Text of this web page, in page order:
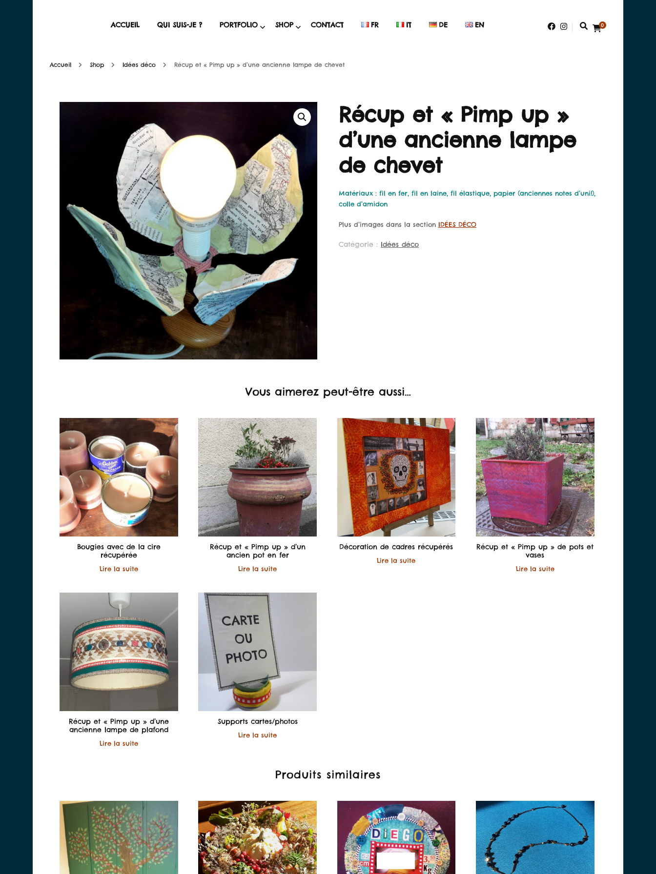
alessandra-bobbia.com
ACCUEIL QUI SUIS-JE ? PORTFOLIO
technique mixte
Dessin et peinture
Idées déco
SHOP
Supports
Idées déco
PROMO %
PANIER D’ACHAT
CONTACT FR IT DE EN 0
Accueil Shop Idées déco Récup et « Pimp up » d’une ancienne lampe de chevet
Récup et « Pimp up »
d’une ancienne lampe
de chevet
Matériaux : fil en fer, fil en laine, fil élastique, papier (anciennes notes d’uni!),
colle d’amidon
Plus d’images dans la section IDÉES DÉCO
Catégorie : Idées déco
Vous aimerez peut-être aussi…
Bougies avec de la cire
récupérée
Lire la suite
Récup et « Pimp up » d’un
ancien pot en fer
Lire la suite
Décoration de cadres récupérés
Lire la suite
Récup et « Pimp up » de pots et
vases
Lire la suite
Récup et « Pimp up » d’une
ancienne lampe de plafond
Lire la suite
Supports cartes/photos
Lire la suite
Produits similaires